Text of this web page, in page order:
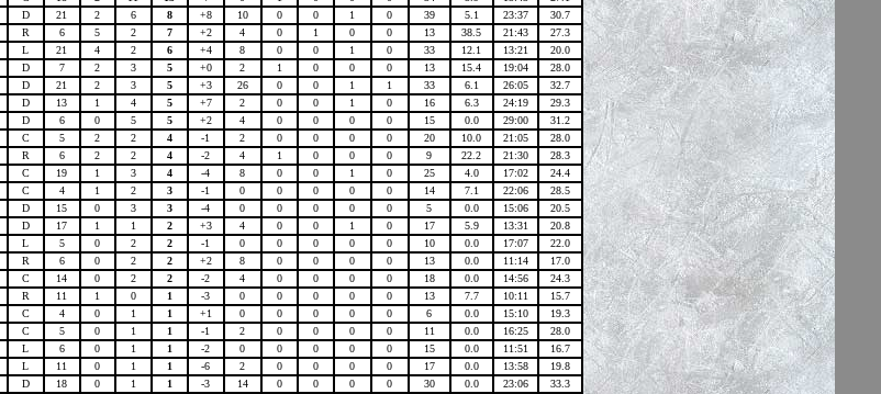
D 21 2 6 8 +8 10 0 0 1 0 39 5.1 23:37
30.7
R 6 5 2 7 +2 4 0 1 0 0 13 38.5 21:43
27.3
L 21 4 2 6 +4 8 0 0 1 0 33 12.1 13:21
20.0
D 7 2 3 5 +0 2 1 0 0 0 13 15.4 19:04
28.0
D 21 2 3 5 +3 26 0 0 1 1 33 6.1 26:05
32.7
D 13 1 4 5 +7 2 0 0 1 0 16 6.3 24:19
29.3
D 6 0 5 5 +2 4 0 0 0 0 15 0.0 29:00
31.2
C 5 2 2 4 -1 2 0 0 0 0 20 10.0 21:05
28.0
R 6 2 2 4 -2 4 1 0 0 0 9 22.2 21:30
28.3
C 19 1 3 4 -4 8 0 0 1 0 25 4.0 17:02
24.4
C 4 1 2 3 -1 0 0 0 0 0 14 7.1 22:06
28.5
D 15 0 3 3 -4 0 0 0 0 0 5 0.0 15:06
20.5
D 17 1 1 2 +3 4 0 0 1 0 17 5.9 13:31
20.8
L 5 0 2 2 -1 0 0 0 0 0 10 0.0 17:07
22.0
R 6 0 2 2 +2 8 0 0 0 0 13 0.0 11:14
17.0
C 14 0 2 2 -2 4 0 0 0 0 18 0.0 14:56
24.3
R 11 1 0 1 -3 0 0 0 0 0 13 7.7 10:11
15.7
C 4 0 1 1 +1 0 0 0 0 0 6 0.0 15:10
19.3
C 5 0 1 1 -1 2 0 0 0 0 11 0.0 16:25
28.0
L 6 0 1 1 -2 0 0 0 0 0 15 0.0 11:51
16.7
L 11 0 1 1 -6 2 0 0 0 0 17 0.0 13:58
19.8
D 18 0 1 1 -3 14 0 0 0 0 30 0.0 23:06
33.3